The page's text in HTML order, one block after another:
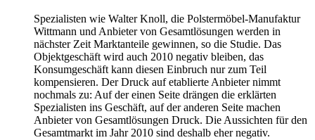
Spezialisten wie Walter Knoll, die Polstermöbel-Manufaktur
Wittmann und Anbieter von Gesamtlösungen werden in
nächster Zeit Marktanteile gewinnen, so die Studie. Das
Objektgeschäft wird auch 2010 negativ bleiben, das
Konsumgeschäft kann diesen Einbruch nur zum Teil
kompensieren. Der Druck auf etablierte Anbieter nimmt
nochmals zu: Auf der einen Seite drängen die erklärten
Spezialisten ins Geschäft, auf der anderen Seite machen
Anbieter von Gesamtlösungen Druck. Die Aussichten für den
Gesamtmarkt im Jahr 2010 sind deshalb eher negativ.